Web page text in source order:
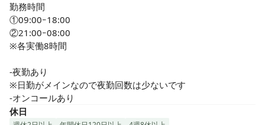
勤務時間
①09:00ｰ18:00
②21:00ｰ08:00
※各実働8時間
-夜勤あり
※日勤がメインなので夜勤回数は少ないです
-オンコールあり
休日